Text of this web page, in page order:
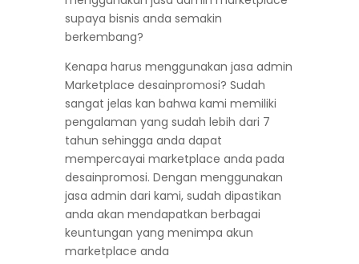
supaya bisnis anda semakin
berkembang?
Kenapa harus menggunakan jasa admin
Marketplace desainpromosi? Sudah
sangat jelas kan bahwa kami memiliki
pengalaman yang sudah lebih dari 7
tahun sehingga anda dapat
mempercayai marketplace anda pada
desainpromosi. Dengan menggunakan
jasa admin dari kami, sudah dipastikan
anda akan mendapatkan berbagai
keuntungan yang menimpa akun
marketplace anda